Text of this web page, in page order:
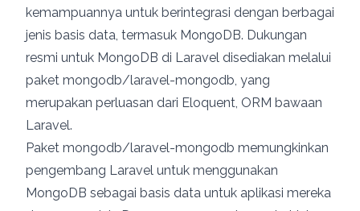
kemampuannya untuk berintegrasi dengan berbagai
jenis basis data, termasuk MongoDB. Dukungan
resmi untuk MongoDB di Laravel disediakan melalui
paket mongodb/laravel-mongodb, yang
merupakan perluasan dari Eloquent, ORM bawaan
Laravel.
Paket mongodb/laravel-mongodb memungkinkan
pengembang Laravel untuk menggunakan
MongoDB sebagai basis data untuk aplikasi mereka